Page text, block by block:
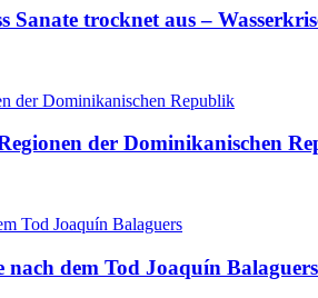
trocknet aus –
der Dominikanischen
dem Tod Joaquín Balaguers